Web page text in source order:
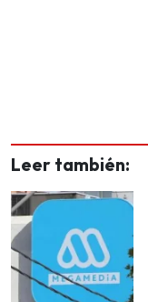
Leer también: